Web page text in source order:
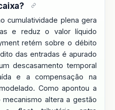
cumulatividade plena gera
e reduz o valor líquido
retém sobre o débito
das entradas é apurado
descasamento temporal
e a compensação na
Como apontou a
altera a gestão